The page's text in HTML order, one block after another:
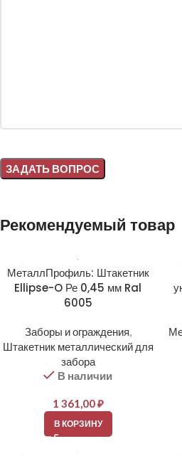
Рекомендуемый товар
МеталлПрофиль: Штакетник
Ellipse-O Ре 0,45 мм Ral
6005
Заборы и ограждения,
Штакетник металлический для
забора
В наличии
1 361,00₽
В КОРЗИНУ